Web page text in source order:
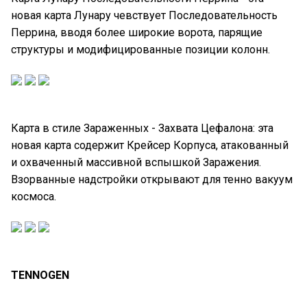
новая карта Лунару чевствует Последовательность
Перрина, вводя более широкие ворота, парящие
структуры и модифицированные позиции колонн.
Карта в стиле Зараженных - Захвата Цефалона: эта
новая карта содержит Крейсер Корпуса, атакованный
и охваченный массивной вспышкой Заражения.
Взорванные надстройки открывают для тенно вакуум
космоса.
TENNOGEN